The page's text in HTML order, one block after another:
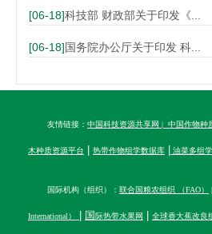
[06-18]科技部 财政部关于印发《...
[06-18]国务院办公厅关于印发 科...
友情链接： 中国科技资源共享网 | 中国作物种
木种质资源平台 热带作物组学数据库| 油菜多组
国际机构（组织）： 联合国粮农组织 （FAO） |
International） 国际热带水果网 全球香大蕉改良